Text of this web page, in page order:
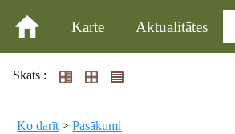
Karte Aktualitātes
Skats :
Ko darīt >Pasākumi